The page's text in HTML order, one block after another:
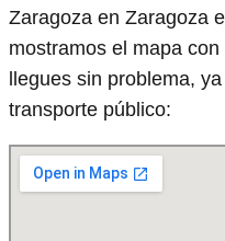
Zaragoza en Zaragoza
mostramos el mapa
llegues sin problema,
transporte público: